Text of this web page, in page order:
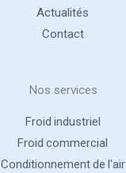
Actualités
Contact
Nos services
Froid industriel
Froid commercial
Conditionnement de l'air